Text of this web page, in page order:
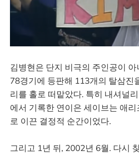
김병현은 단지 비극의 주인공이
78경기에 등판해 113개의 탈삼진
리를 홀로 떠맡았다. 특히 내셔널
에서 기록한 연이은 세이브는 애
로 이끈 결정적 순간이었다.
그리고 1년 뒤, 2002년 6월. 다시